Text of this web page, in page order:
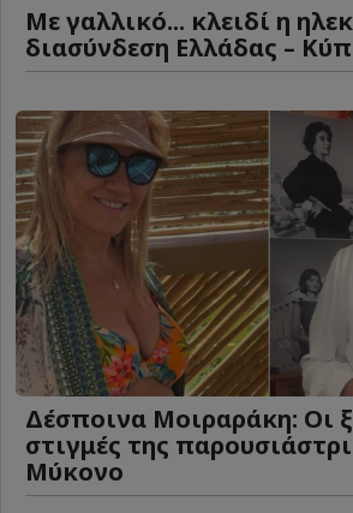
Με γαλλικό... κλειδί η
διασύνδεση Ελλάδας –
Δέσποινα Μοιραράκη: Οι
στιγμές της
Μύκονο